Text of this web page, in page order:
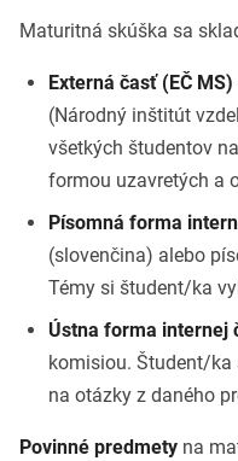
Maturitná skúška sa
Externá časť (EČ MS)
(Národný inštitút
všetkých študentov
formou uzavretých a
Písomná forma
(slovenčina) alebo
Témy si študent/ka
Ústna forma internej
komisiou. Študent/ka
na otázky z daného
Povinné predmety na